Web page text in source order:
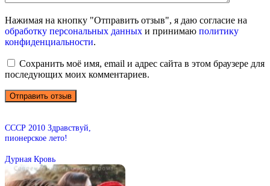
Нажимая на кнопку "Отправить отзыв", я даю согласие на
обработку персональных данных и принимаю политику
конфиденциальности.
Сохранить моё имя, email и адрес сайта в этом браузере для
последующих моих комментариев.
СССР 2010 Здравствуй,
пионерское лето!
Дурная Кровь